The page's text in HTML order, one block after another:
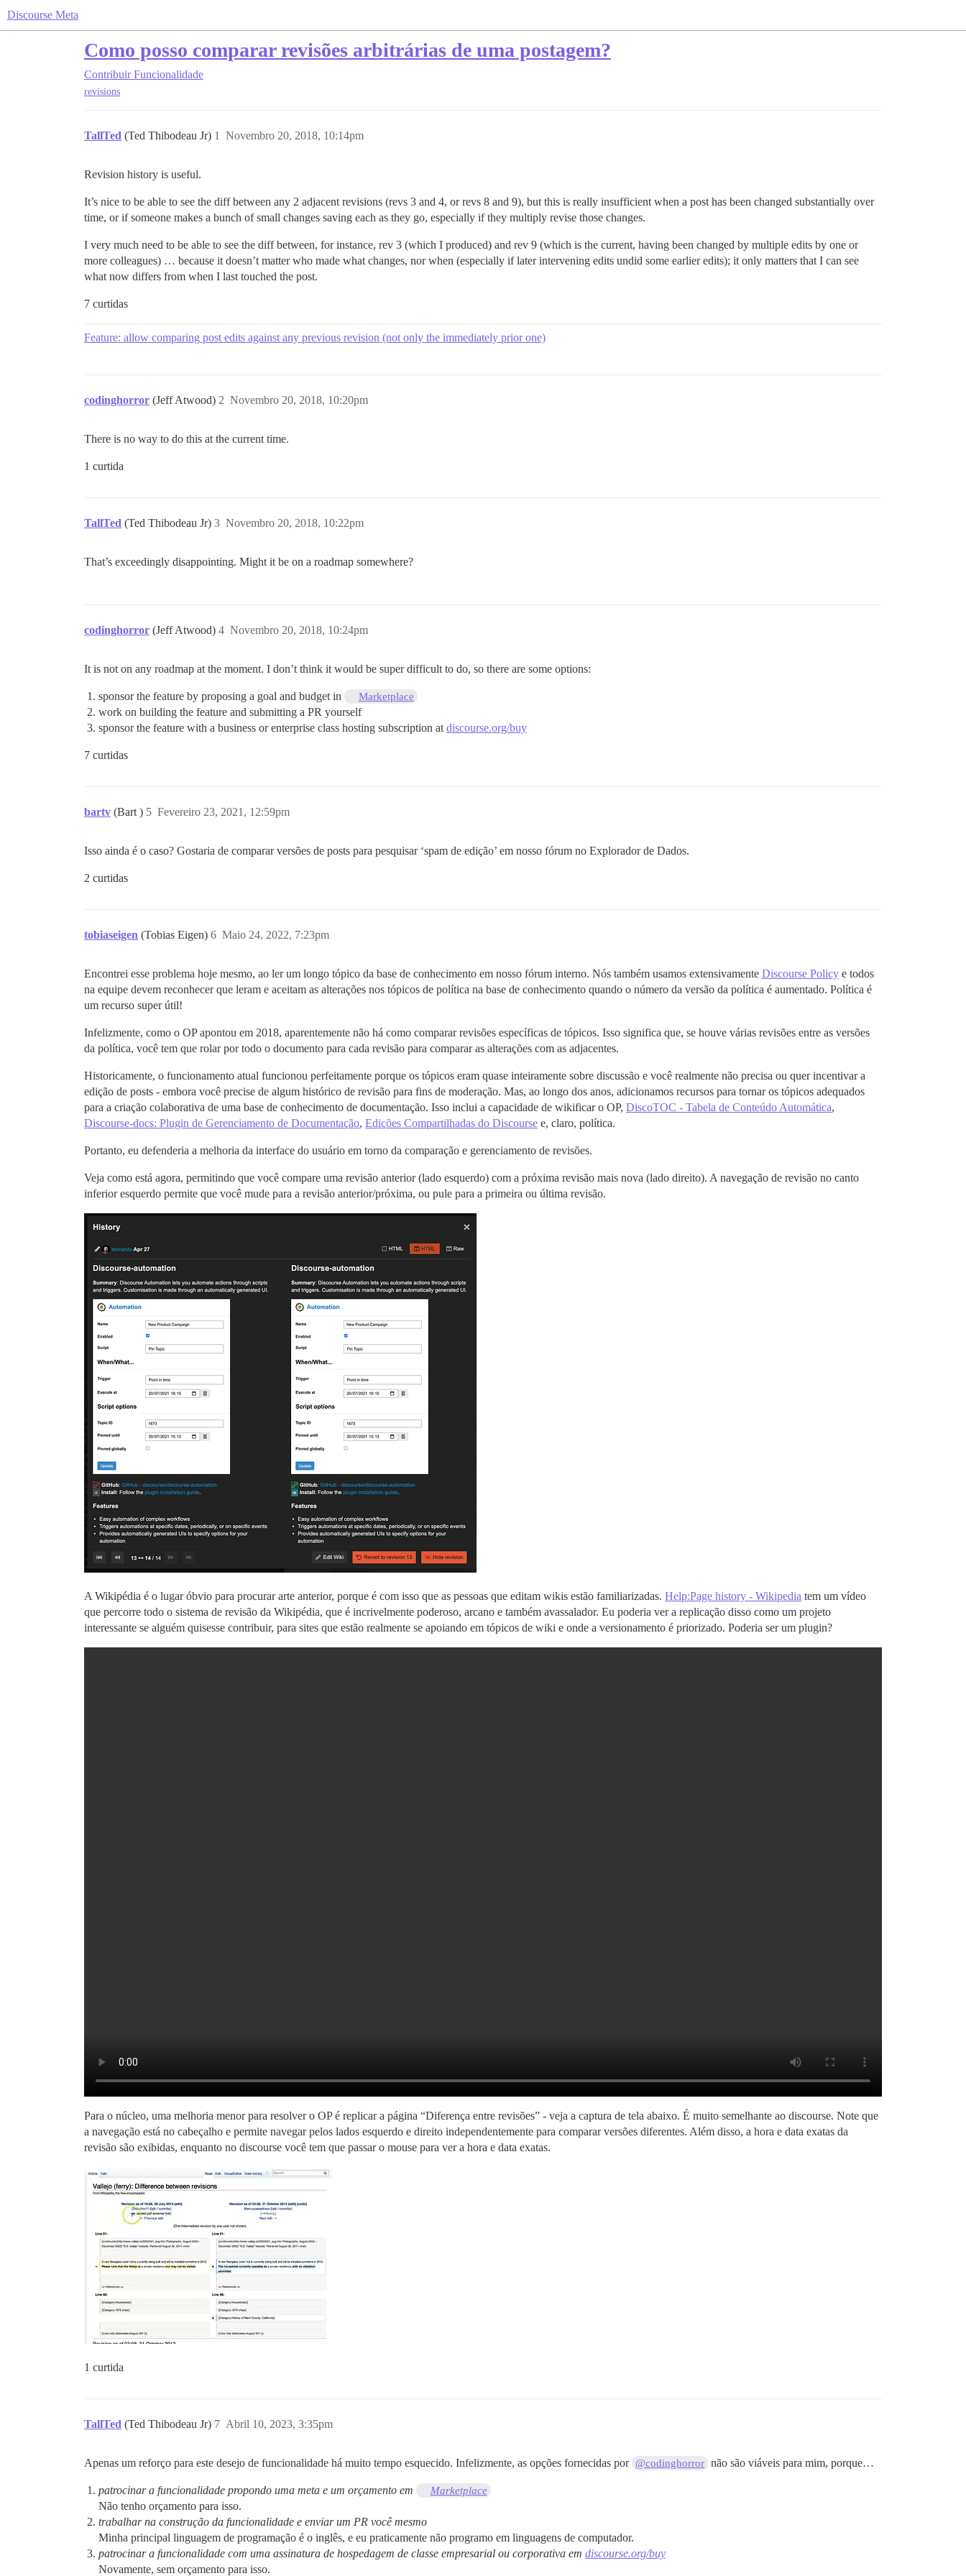
Discourse Meta
Como posso comparar revisões arbitrárias de uma postagem?
Contribuir Funcionalidade
revisions
TallTed (Ted Thibodeau Jr) Novembro 20, 2018, 10:14pm
1
Revision history is useful.
It’s nice to be able to see the diff between any 2 adjacent revisions (revs 3 and 4, or revs 8 and 9), but this is really insufficient when a post has been changed substantially over
time, or if someone makes a bunch of small changes saving each as they go, especially if they multiply revise those changes.
I very much need to be able to see the diff between, for instance, rev 3 (which I produced) and rev 9 (which is the current, having been changed by multiple edits by one or
more colleagues) … because it doesn’t matter who made what changes, nor when (especially if later intervening edits undid some earlier edits); it only matters that I can see
what now differs from when I last touched the post.
7 curtidas
Feature: allow comparing post edits against any previous revision (not only the immediately prior one)
codinghorror (Jeff Atwood) Novembro 20, 2018, 10:20pm
2
There is no way to do this at the current time.
1 curtida
TallTed (Ted Thibodeau Jr) Novembro 20, 2018, 10:22pm
3
That’s exceedingly disappointing. Might it be on a roadmap somewhere?
codinghorror (Jeff Atwood) Novembro 20, 2018, 10:24pm
4
It is not on any roadmap at the moment. I don’t think it would be super difficult to do, so there are some options:
sponsor the feature by proposing a goal and budget in Marketplace
work on building the feature and submitting a PR yourself
sponsor the feature with a business or enterprise class hosting subscription at discourse.org/buy
7 curtidas
bartv (Bart ) Fevereiro 23, 2021, 12:59pm
5
Isso ainda é o caso? Gostaria de comparar versões de posts para pesquisar ‘spam de edição’ em nosso fórum no Explorador de Dados.
2 curtidas
tobiaseigen (Tobias Eigen) Maio 24, 2022, 7:23pm
6
Encontrei esse problema hoje mesmo, ao ler um longo tópico da base de conhecimento em nosso fórum interno. Nós também usamos extensivamente Discourse Policy e todos
na equipe devem reconhecer que leram e aceitam as alterações nos tópicos de política na base de conhecimento quando o número da versão da política é aumentado. Política é
um recurso super útil!
Infelizmente, como o OP apontou em 2018, aparentemente não há como comparar revisões específicas de tópicos. Isso significa que, se houve várias revisões entre as versões
da política, você tem que rolar por todo o documento para cada revisão para comparar as alterações com as adjacentes.
Historicamente, o funcionamento atual funcionou perfeitamente porque os tópicos eram quase inteiramente sobre discussão e você realmente não precisa ou quer incentivar a
edição de posts - embora você precise de algum histórico de revisão para fins de moderação. Mas, ao longo dos anos, adicionamos recursos para tornar os tópicos adequados
para a criação colaborativa de uma base de conhecimento de documentação. Isso inclui a capacidade de wikificar o OP, DiscoTOC - Tabela de Conteúdo Automática,
Discourse-docs: Plugin de Gerenciamento de Documentação, Edições Compartilhadas do Discourse e, claro, política.
Portanto, eu defenderia a melhoria da interface do usuário em torno da comparação e gerenciamento de revisões.
Veja como está agora, permitindo que você compare uma revisão anterior (lado esquerdo) com a próxima revisão mais nova (lado direito). A navegação de revisão no canto
inferior esquerdo permite que você mude para a revisão anterior/próxima, ou pule para a primeira ou última revisão.
A Wikipédia é o lugar óbvio para procurar arte anterior, porque é com isso que as pessoas que editam wikis estão familiarizadas. Help:Page history - Wikipedia tem um vídeo
que percorre todo o sistema de revisão da Wikipédia, que é incrivelmente poderoso, arcano e também avassalador. Eu poderia ver a replicação disso como um projeto
interessante se alguém quisesse contribuir, para sites que estão realmente se apoiando em tópicos de wiki e onde a versionamento é priorizado. Poderia ser um plugin?
Para o núcleo, uma melhoria menor para resolver o OP é replicar a página “Diferença entre revisões” - veja a captura de tela abaixo. É muito semelhante ao discourse. Note que
a navegação está no cabeçalho e permite navegar pelos lados esquerdo e direito independentemente para comparar versões diferentes. Além disso, a hora e data exatas da
revisão são exibidas, enquanto no discourse você tem que passar o mouse para ver a hora e data exatas.
1 curtida
TallTed (Ted Thibodeau Jr) Abril 10, 2023, 3:35pm
7
Apenas um reforço para este desejo de funcionalidade há muito tempo esquecido. Infelizmente, as opções fornecidas por @codinghorror não são viáveis para mim, porque…
patrocinar a funcionalidade propondo uma meta e um orçamento em Marketplace
Não tenho orçamento para isso.
trabalhar na construção da funcionalidade e enviar um PR você mesmo
Minha principal linguagem de programação é o inglês, e eu praticamente não programo em linguagens de computador.
patrocinar a funcionalidade com uma assinatura de hospedagem de classe empresarial ou corporativa em discourse.org/buy
Novamente, sem orçamento para isso.